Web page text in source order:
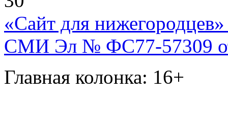
«Сайт для нижегородцев»
СМИ Эл № ФС77-57309
Главная колонка: 16+